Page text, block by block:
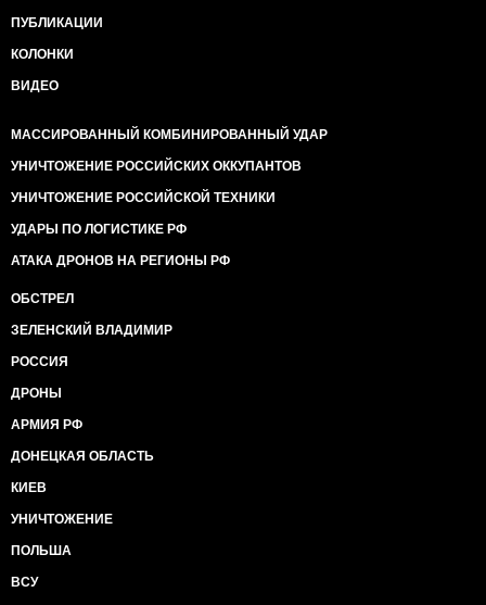
ПУБЛИКАЦИИ
КОЛОНКИ
ВИДЕО
МАССИРОВАННЫЙ КОМБИНИРОВАННЫЙ УДАР
УНИЧТОЖЕНИЕ РОССИЙСКИХ ОККУПАНТОВ
УНИЧТОЖЕНИЕ РОССИЙСКОЙ ТЕХНИКИ
УДАРЫ ПО ЛОГИСТИКЕ РФ
АТАКА ДРОНОВ НА РЕГИОНЫ РФ
ОБСТРЕЛ
ЗЕЛЕНСКИЙ ВЛАДИМИР
РОССИЯ
ДРОНЫ
АРМИЯ РФ
ДОНЕЦКАЯ ОБЛАСТЬ
КИЕВ
УНИЧТОЖЕНИЕ
ПОЛЬША
ВСУ